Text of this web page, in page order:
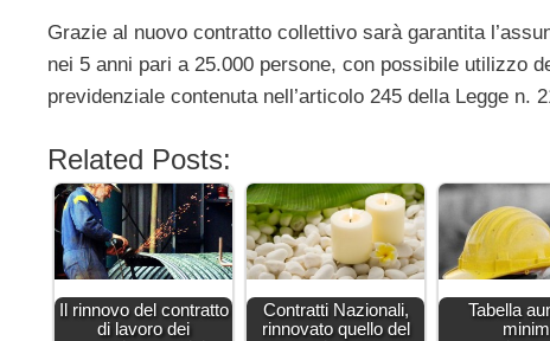
Grazie al nuovo contratto collettivo sarà garantita
nei 5 anni pari a 25.000 persone, con possibile utilizzo
previdenziale contenuta nell’articolo 245 della Legge n.
Related Posts:
Il rinnovo del contratto
di lavoro dei
Contratti Nazionali,
rinnovato quello del
Tabella